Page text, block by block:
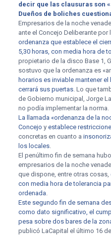
decir que las clausuras son
Dueños de boliches
Empresarios de la noche
ante el Concejo Deliberante
ordenanza que establece el
5,30 horas, con media hora de
propietario de la disco Base 1,
sostuvo que la ordenanza es
horarios es inviable mantener
cerrará sus puertas. Lo que
de Gobierno municipal, Jorge
no podía implementar la norma.
La llamada «ordenanza de la
Concejo y establece
concretas en cuanto a
los locales.
El penúltimo fin de semana
empresarios de la noche
que dispone, entre otras cosas,
con media hora de tolerancia
ordenada.
Este segundo fin de semana
como dato significativo, el
pesa sobre dos bares de la
publicó LaCapital el último 16